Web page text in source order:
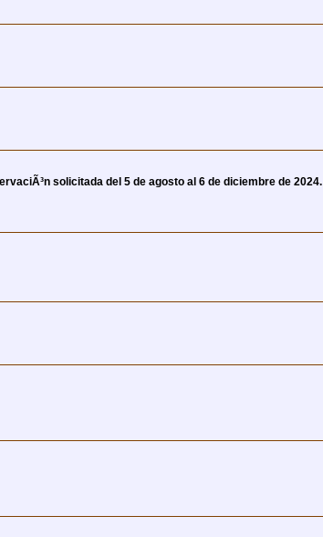
solicitada del 5 de agosto al 6 de diciembre de 2024.